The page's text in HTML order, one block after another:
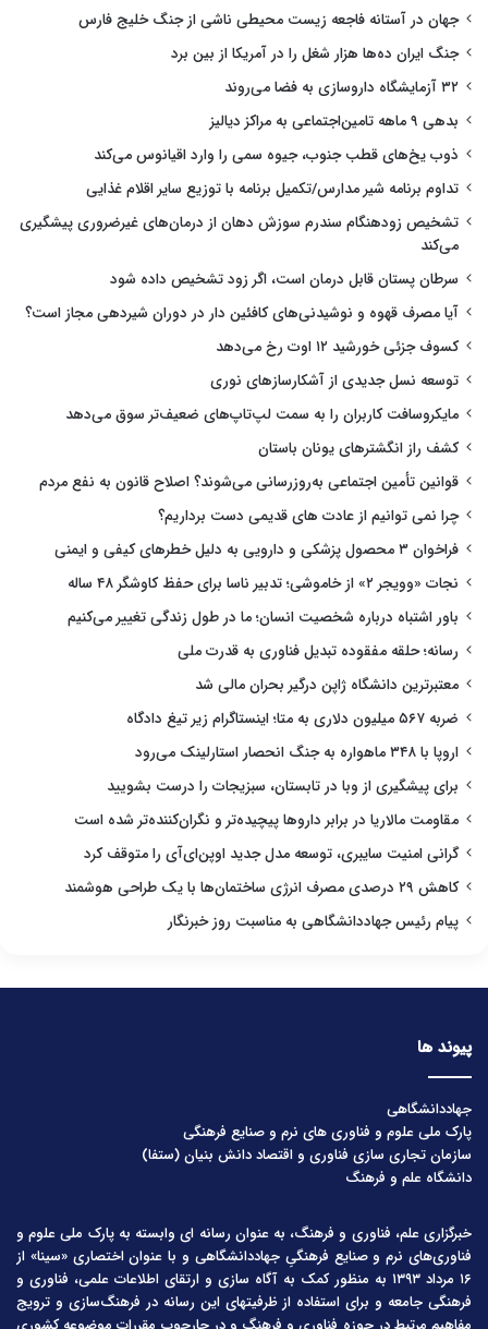
جهان در آستانه فاجعه زیست محیطی ناشی از جنگ خلیج فارس
جنگ ایران ده‌ها هزار شغل را در آمریکا از بین برد
۳۲ آزمایشگاه داروسازی به فضا می‌روند
بدهی ۹ ماهه تامین‌اجتماعی به مراکز دیالیز
ذوب یخ‌های قطب جنوب، جیوه سمی را وارد اقیانوس می‌کند
تداوم برنامه شیر مدارس/تکمیل برنامه با توزیع سایر اقلام غذایی
تشخیص زودهنگام سندرم سوزش دهان از درمان‌های غیرضروری پیشگیری
می‌کند
سرطان پستان قابل درمان است، اگر زود تشخیص داده شود
آیا مصرف قهوه و نوشیدنی‌های کافئین دار در دوران شیردهی مجاز است؟
کسوف جزئی خورشید ۱۲ اوت رخ می‌دهد
توسعه نسل جدیدی از آشکارسازهای نوری
مایکروسافت کاربران را به سمت لپ‌تاپ‌های ضعیف‌تر سوق می‌دهد
کشف راز انگشترهای یونان باستان
قوانین تأمین اجتماعی به‌روزرسانی می‌شوند؟ اصلاح قانون به نفع مردم
چرا نمی توانیم از عادت های قدیمی دست برداریم؟
فراخوان ۳ محصول پزشکی و دارویی به دلیل خطرهای کیفی و ایمنی
نجات «وویجر ۲» از خاموشی؛ تدبیر ناسا برای حفظ کاوشگر ۴۸ ساله
باور اشتباه درباره شخصیت انسان؛ ما در طول زندگی تغییر می‌کنیم
رسانه؛ حلقه مفقوده تبدیل فناوری به قدرت ملی
معتبرترین دانشگاه ژاپن درگیر بحران مالی شد
ضربه ۵۶۷ میلیون دلاری به متا؛ اینستاگرام زیر تیغ دادگاه
اروپا با ۳۴۸ ماهواره به جنگ انحصار استارلینک می‌رود
برای پیشگیری از وبا در تابستان، سبزیجات را درست بشویید
مقاومت مالاریا در برابر داروها پیچیده‌تر و نگران‌کننده‌تر شده است
گرانی امنیت سایبری، توسعه مدل جدید اوپن‌ای‌آی را متوقف کرد
کاهش ۲۹ درصدی مصرف انرژی ساختمان‌ها با یک طراحی هوشمند
پیام رئیس جهاددانشگاهی به مناسبت روز خبرنگار
پیوند ها
جهاددانشگاهی
پارک ملی علوم و فناوری های نرم و صنایع فرهنگی
سازمان تجاری سازی فناوری و اقتصاد دانش بنیان (ستفا)
دانشگاه علم و فرهنگ
خبرگزاری علم، فناوری و فرهنگ، به عنوان رسانه ای وابسته به پارک ملی علوم و
فناوری‌های نرم و صنایع فرهنگیِ جهاددانشگاهی و با عنوان اختصاری «سینا» از
۱۶ مرداد ۱۳۹۳ به منظور کمک به آگاه سازی و ارتقای اطلاعات علمی، فناوری و
فرهنگی جامعه و برای استفاده از ظرفیتهای این رسانه در فرهنگ‌سازی و ترویج